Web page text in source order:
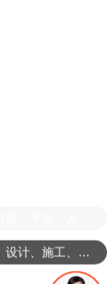
咨询、设计、施工、调试等一体化服务